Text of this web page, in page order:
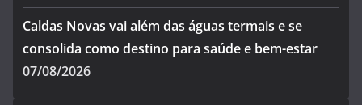
Caldas Novas vai além das águas termais e se
consolida como destino para saúde e bem-estar
07/08/2026